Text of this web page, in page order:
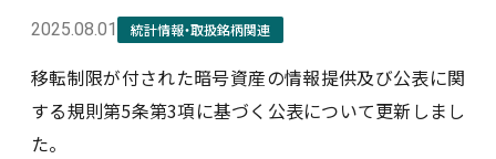
会員紹介
詐欺関連情報
2025.08.01 統計情報・取扱銘柄関連
移転制限が付された暗号資産の情報提供及び公表に関
する規則第5条第3項に基づく公表について更新しまし
た。